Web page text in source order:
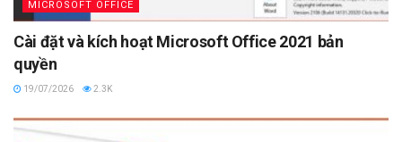
MICROSOFT OFFICE
Cài đặt và kích hoạt Microsoft Office 2021 bản
quyền
19/07/2026 2.3K